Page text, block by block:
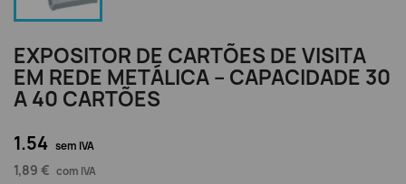
EXPOSITOR DE CARTÕES DE VISITA
EM REDE METÁLICA – CAPACIDADE 30
A 40 CARTÕES
1.54 sem IVA
1,89 € com IVA